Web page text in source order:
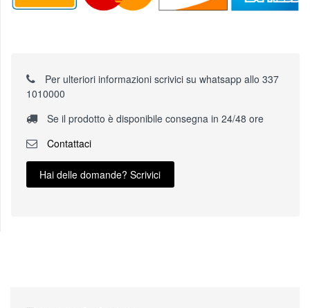
Per ulteriori informazioni scrivici su whatsapp allo 337
1010000
Se il prodotto è disponibile consegna in 24/48 ore
Contattaci
Hai delle domande? Scrivici